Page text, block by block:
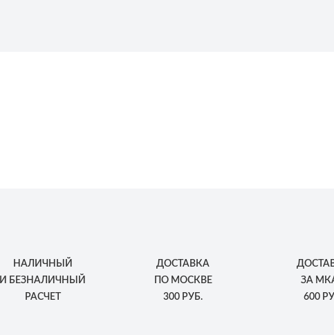
НАЛИЧНЫЙ
И БЕЗНАЛИЧНЫЙ
РАСЧЕТ
ДОСТАВКА
ПО МОСКВЕ
300 РУБ.
ЗА
600